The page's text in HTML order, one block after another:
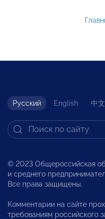
Русский English 中文
© 2023 Общероссийская
и среднего
Все права защищены.
Комментарии на сайте
требованиям российского